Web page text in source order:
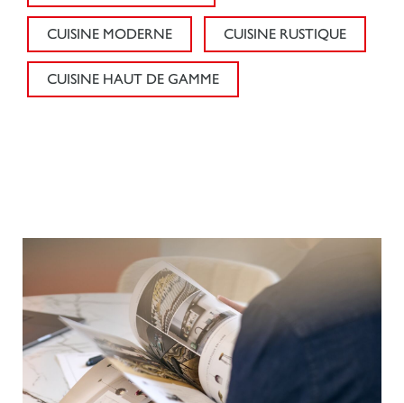
CUISINE MODERNE CUISINE RUSTIQUE
CUISINE HAUT DE GAMME